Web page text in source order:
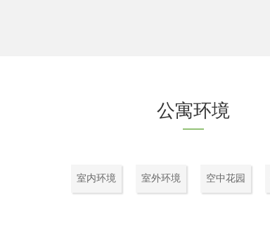
公寓环境
室内环境 室外环境 空中花园